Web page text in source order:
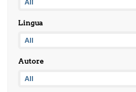
Lingua
Autore